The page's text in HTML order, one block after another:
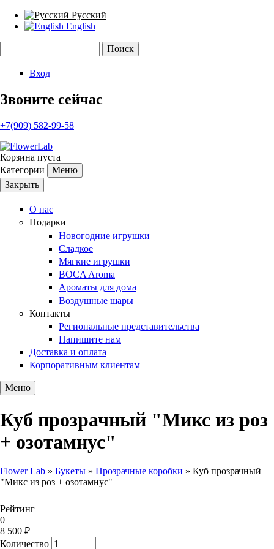
Русский
English
Форма поиска
Вход
Звоните сейчас
+7(909) 582-99-58
Корзина пуста
Категории
Меню
Закрыть
О нас
Подарки
Новогодние игрушки
Сладкое
Мягкие игрушки
BOCA Aroma
Ароматы для дома
Воздушные шары
Контакты
Региональные представительства
Напишите нам
Доставка и оплата
Корпоративным клиентам
Меню
Куб прозрачный "Микс из роз
+ озотамнус"
Вы здесь
Flower Lab » Букеты » Прозрачные коробки » Куб прозрачный
"Микс из роз + озотамнус"
Рейтинг
0
8 500 ₽
Количество